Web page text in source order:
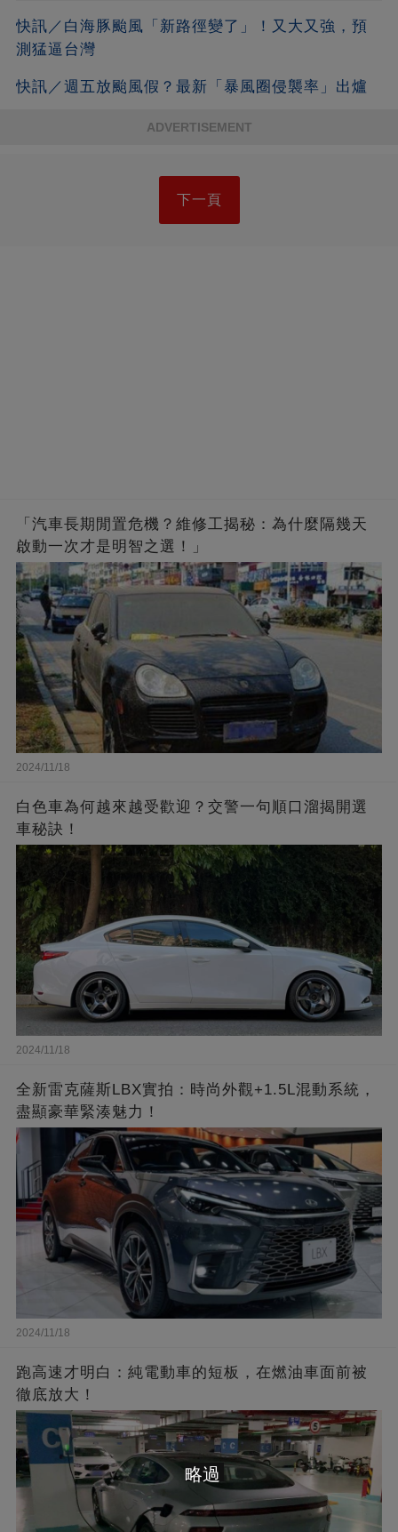
快訊／白海豚颱風「新路徑變了」！又大又強，預
測猛逼台灣
快訊／週五放颱風假？最新「暴風圈侵襲率」出爐
ADVERTISEMENT
下一頁
「汽車長期閒置危機？維修工揭秘：為什麼隔幾天
啟動一次才是明智之選！」
2024/11/18
白色車為何越來越受歡迎？交警一句順口溜揭開選
車秘訣！
2024/11/18
全新雷克薩斯LBX實拍：時尚外觀+1.5L混動系統，
盡顯豪華緊湊魅力！
2024/11/18
跑高速才明白：純電動車的短板，在燃油車面前被
徹底放大！
略過